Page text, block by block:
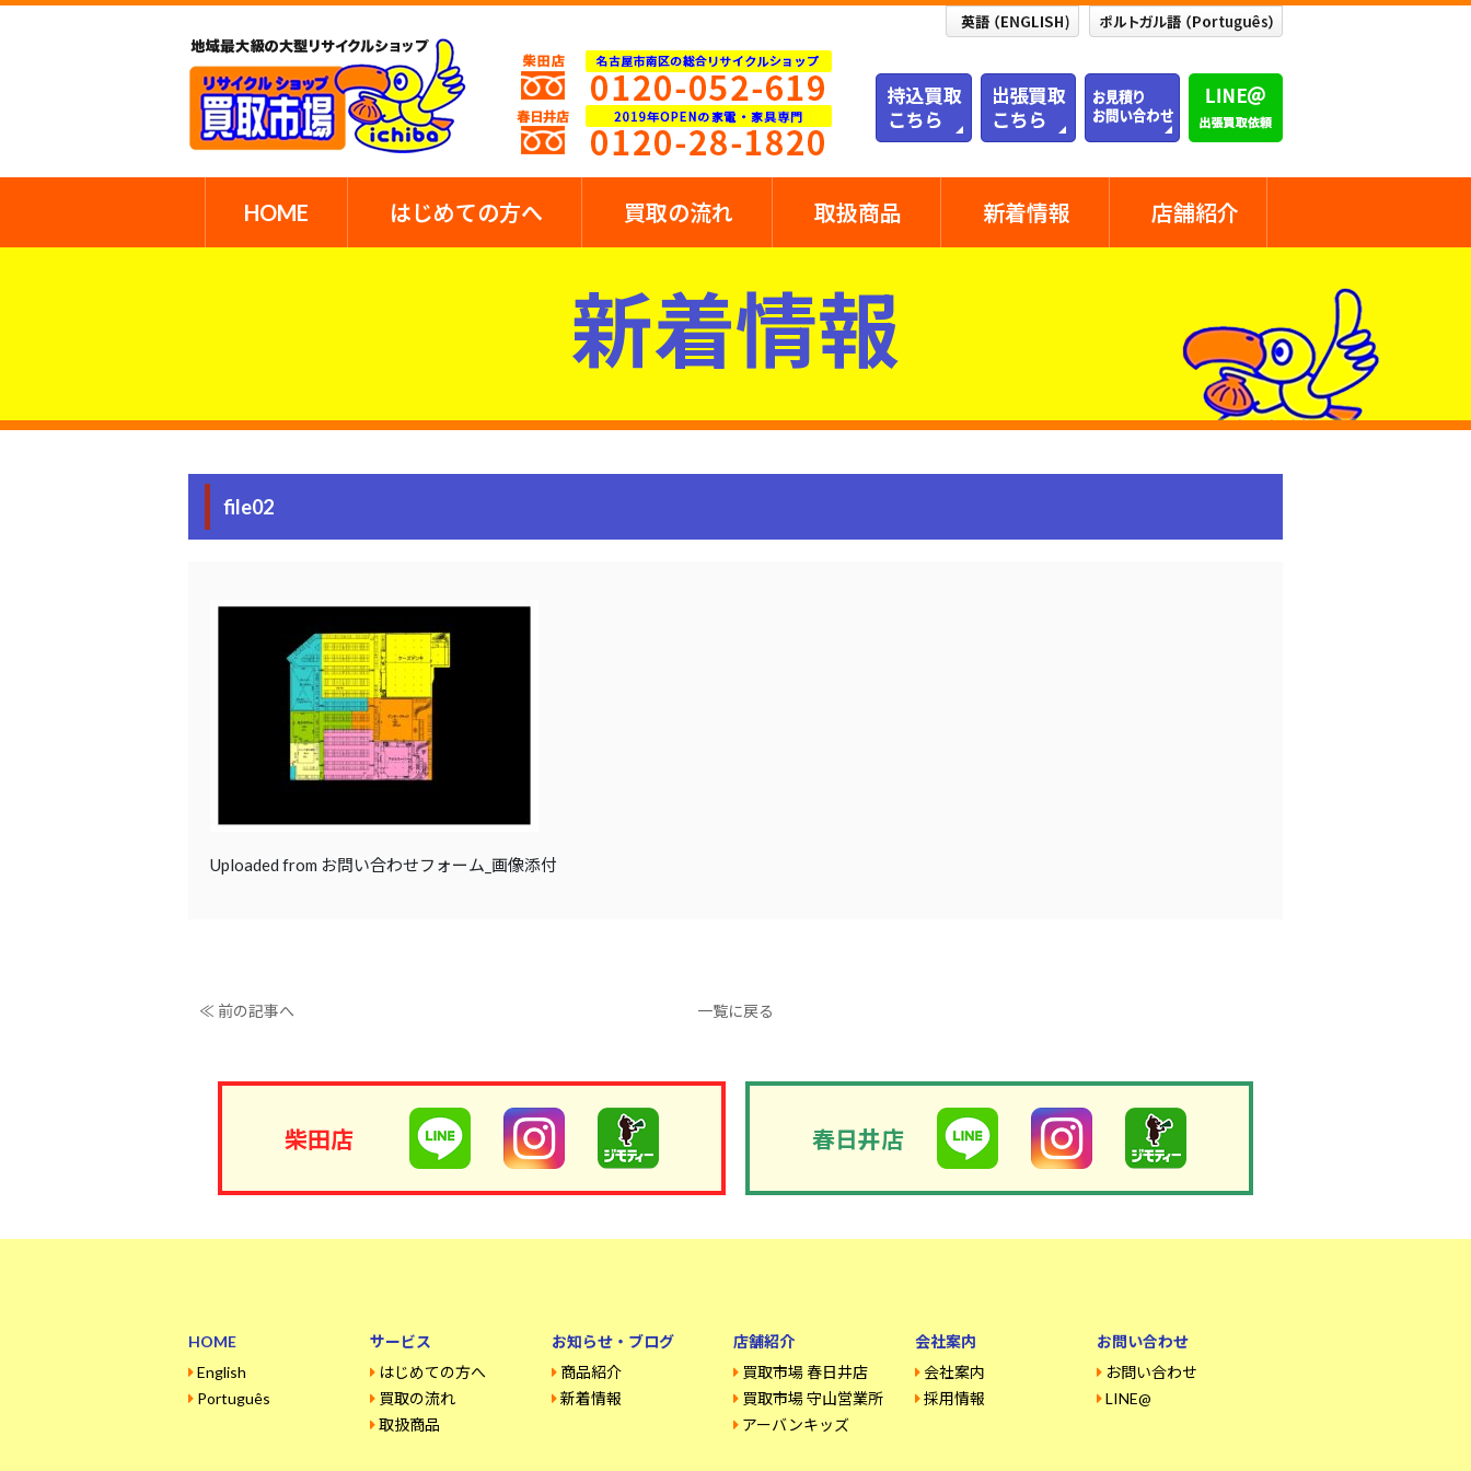
HOME はじめての方へ 買取の流れ 取扱商品 新着情報 店舗紹介
新着情報
file02
Uploaded from お問い合わせフォーム_画像添付
≪ 前の記事へ 一覧に戻る
柴田店 春日井店
HOME
English
Português
サービス
はじめての方へ
買取の流れ
取扱商品
お知らせ・ブログ
商品紹介
新着情報
店舗紹介
買取市場 春日井店
買取市場 守山営業所
アーバンキッズ
会社案内
会社案内
採用情報
お問い合わせ
お問い合わせ
LINE@